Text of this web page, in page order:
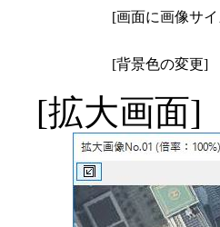
[画面に画像サ
[背景色の変更]
[拡大画面]